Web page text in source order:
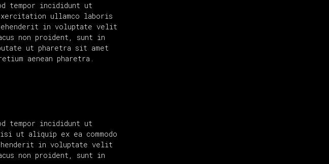
tempor incididunt ut
ullamco laboris
in voluptate velit
non proident, sunt in
ut pharetra sit amet
aenean pharetra.
tempor incididunt ut
ut aliquip ex ea commodo
in voluptate velit
non proident, sunt in